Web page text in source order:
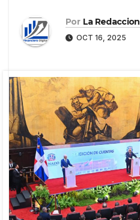
Por La Redaccion
OCT 16, 2025